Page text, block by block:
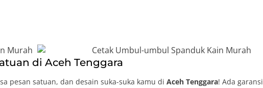
di Aceh Tenggara
pesan satuan, dan desain suka-suka kamu diAceh Tenggara! Ada garansi